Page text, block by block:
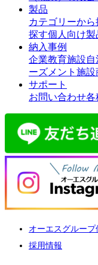
製品
カテゴリーから
探す個人向け製
納入事例
企業教育施設
ーズメント施設
サポート
お問い合わせ各
オーエスグルー
採用情報